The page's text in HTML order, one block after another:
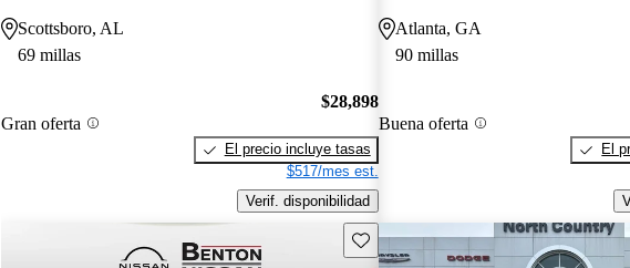
Scottsboro, AL
69 millas
Gran oferta
$28,898
El precio incluye tasas
$517/mes est.
Verif. disponibilidad
Atlanta, GA
90 millas
Buena oferta
El
Guarda este Aviso